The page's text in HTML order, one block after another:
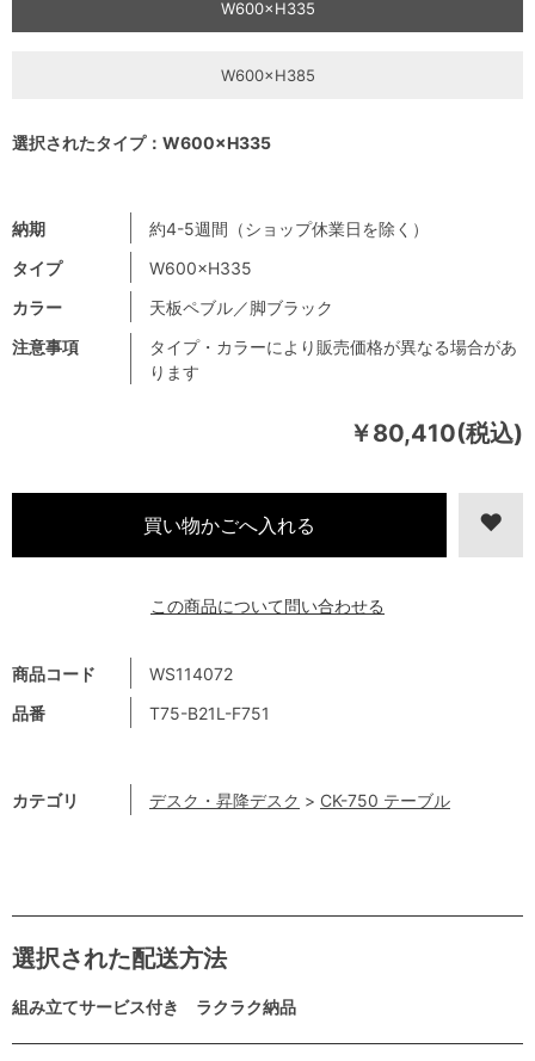
￥80,410(税込)
商品コード
WS114072
品番
T75-B21L-F751
カテゴリ デスク・昇降デスク > CK-750 テーブル
注意事項
タイプ・カラーにより販売価格が異なる場合があ
ります
納期
約4-5週間（ショップ休業日を除く）
タイプ
W600×H335
カラー
天板ペブル／脚ブラック
W600×H335
W600×H385
選択されたタイプ：W600×H335
この商品について問い合わせる
選択された配送方法
組み立てサービス付き ラクラク納品